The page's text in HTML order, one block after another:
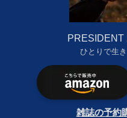
PRESIDENT
ひとりで生
雑誌の予約